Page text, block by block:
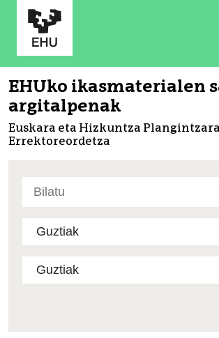
EHUko ikasmaterialen
argitalpenak
Euskara eta Hizkuntza
Errektoreordetza
atarian